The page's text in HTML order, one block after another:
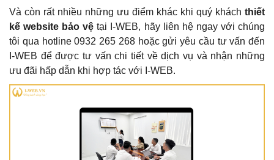
Và còn rất nhiều những ưu điểm khác khi quý khách thiết
kế website bảo vệ tại I-WEB, hãy liên hệ ngay với chúng
tôi qua hotline 0932 265 268 hoặc gửi yêu cầu tư vấn đến
I-WEB để được tư vấn chi tiết về dịch vụ và nhận những
ưu đãi hấp dẫn khi hợp tác với I-WEB.